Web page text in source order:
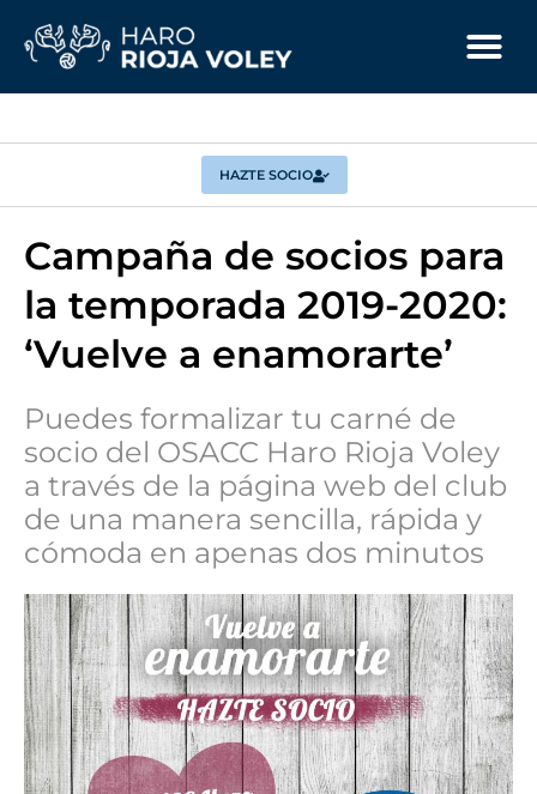
HAZTE SOCIO
Campaña de socios para
la temporada 2019-2020:
‘Vuelve a enamorarte’
Puedes formalizar tu carné de
socio del OSACC Haro Rioja Voley
a través de la página web del club
de una manera sencilla, rápida y
cómoda en apenas dos minutos